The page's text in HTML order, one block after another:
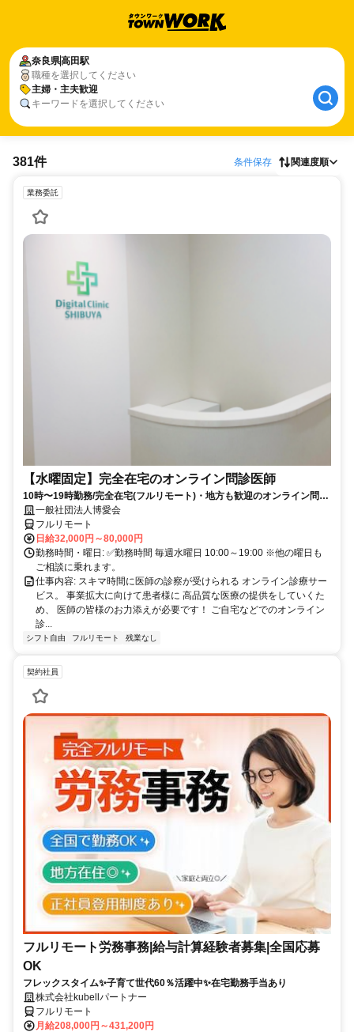
奈良県高田駅
職種を選択してください
主婦・主夫歓迎
キーワードを選択してください
381件 条件保存 関連度順
業務委託
【水曜固定】完全在宅のオンライン問診医師
10時〜19時勤務/完全在宅(フルリモート)・地方も歓迎のオンライン問診
業務一般社団法人博愛会
フルリモート
日給32,000円～80,000円
勤務時間・曜日: ✅勤務時間 毎週水曜日 10:00～19:00 ※他の曜日も
ご相談に乗れます。
仕事内容: スキマ時間に医師の診察が受けられる オンライン診療サー
ビス。 事業拡大に向けて患者様に 高品質な医療の提供をしていくた
め、 医師の皆様のお力添えが必要です！ ご自宅などでのオンライン
診...
シフト自由 フルリモート 残業なし
契約社員
フルリモート労務事務|給与計算経験者募集|全国応募
OK
フレックスタイム✨子育て世代60％活躍中✨在宅勤務手当あり
株式会社kubellパートナー
フルリモート
月給208,000円～431,200円